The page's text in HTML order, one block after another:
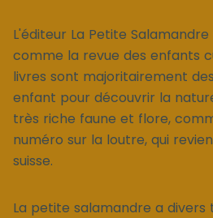
L'éditeur La Petite
comme la revue des enfants
livres sont majoritairement
enfant pour découvrir la
très riche faune et flore,
numéro sur la loutre, qui
suisse.
La petite salamandre a